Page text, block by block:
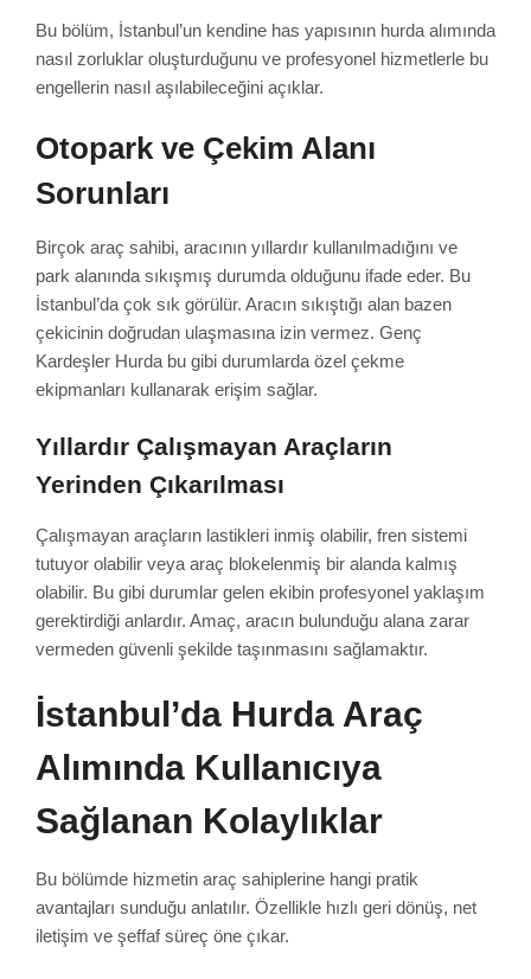
Bu bölüm, İstanbul’un kendine has yapısının hurda alımında
nasıl zorluklar oluşturduğunu ve profesyonel hizmetlerle bu
engellerin nasıl aşılabileceğini açıklar.
Otopark ve Çekim Alanı
Sorunları
Birçok araç sahibi, aracının yıllardır kullanılmadığını ve
park alanında sıkışmış durumda olduğunu ifade eder. Bu
İstanbul’da çok sık görülür. Aracın sıkıştığı alan bazen
çekicinin doğrudan ulaşmasına izin vermez. Genç
Kardeşler Hurda bu gibi durumlarda özel çekme
ekipmanları kullanarak erişim sağlar.
Yıllardır Çalışmayan Araçların
Yerinden Çıkarılması
Çalışmayan araçların lastikleri inmiş olabilir, fren sistemi
tutuyor olabilir veya araç blokelenmiş bir alanda kalmış
olabilir. Bu gibi durumlar gelen ekibin profesyonel yaklaşım
gerektirdiği anlardır. Amaç, aracın bulunduğu alana zarar
vermeden güvenli şekilde taşınmasını sağlamaktır.
İstanbul’da Hurda Araç
Alımında Kullanıcıya
Sağlanan Kolaylıklar
Bu bölümde hizmetin araç sahiplerine hangi pratik
avantajları sunduğu anlatılır. Özellikle hızlı geri dönüş, net
iletişim ve şeffaf süreç öne çıkar.